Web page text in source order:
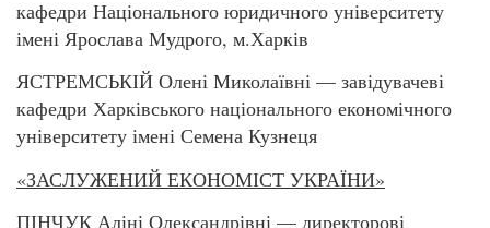
кафедри Національного юридичного університету
імені Ярослава Мудрого, м.Харків
ЯСТРЕМСЬКІЙ Олені Миколаївні — завідувачеві
кафедри Харківського національного економічного
університету імені Семена Кузнеця
«ЗАСЛУЖЕНИЙ ЕКОНОМІСТ УКРАЇНИ»
ПІНЧУК Аліні Олександрівні — директорові